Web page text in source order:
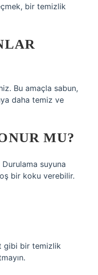
bir temizlik
Bu amaçla sabun,
daha temiz ve
MU?
Durulama suyuna
bir koku verebilir.
gibi bir temizlik